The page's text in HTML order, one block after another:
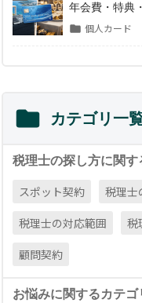
年会費・特典
底解説！
個人カード
カテゴリ一
税理士の探し方に関す
スポット契約
税理士
税理士の対応範囲
税
顧問契約
お悩みに関するカテゴ